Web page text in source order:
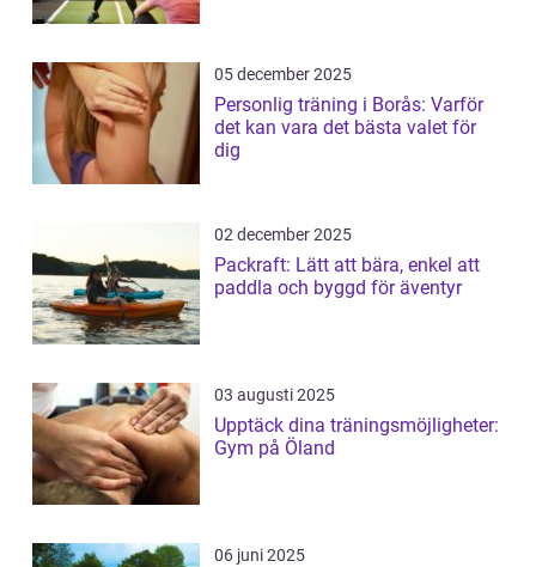
05 december 2025
Personlig träning i Borås: Varför
det kan vara det bästa valet för
dig
02 december 2025
Packraft: Lätt att bära, enkel att
paddla och byggd för äventyr
03 augusti 2025
Upptäck dina träningsmöjligheter:
Gym på Öland
06 juni 2025